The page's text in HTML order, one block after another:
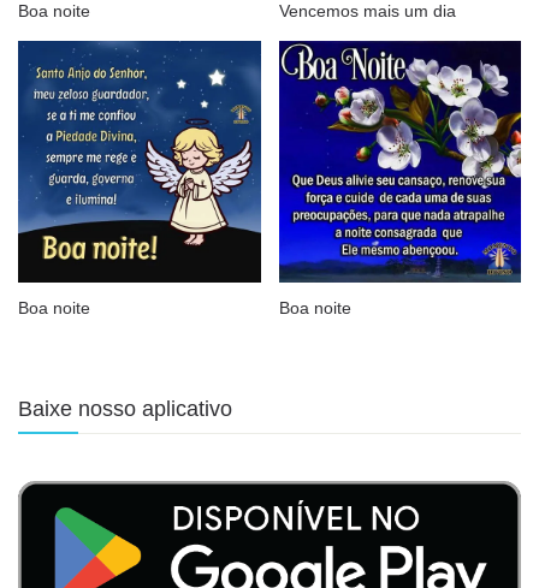
Boa noite Vencemos mais um dia
Boa noite Boa noite
Baixe nosso aplicativo